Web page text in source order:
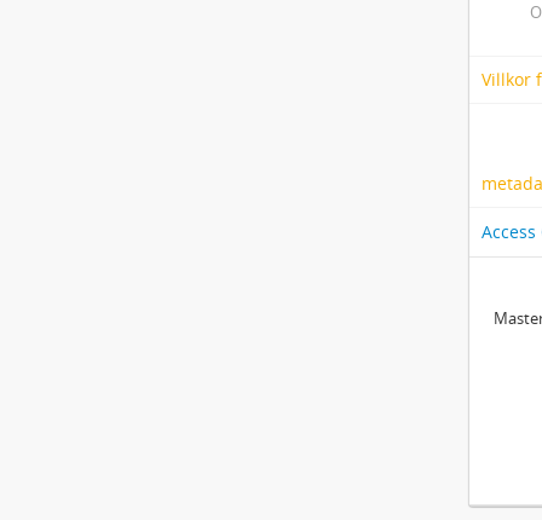
Villkor
Access